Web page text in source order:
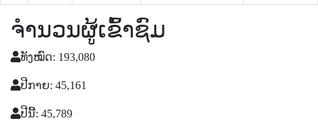
ຈຳນວນຜູ້ເຂົ້າຊົມ
ທັງໝົດ: 193,080
ປີກາຍ: 45,161
ປີນີ້: 45,789